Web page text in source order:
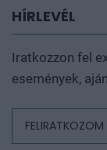
HÍRLEVÉL
Iratkozzon fel
események,
FELIRATKOZOM